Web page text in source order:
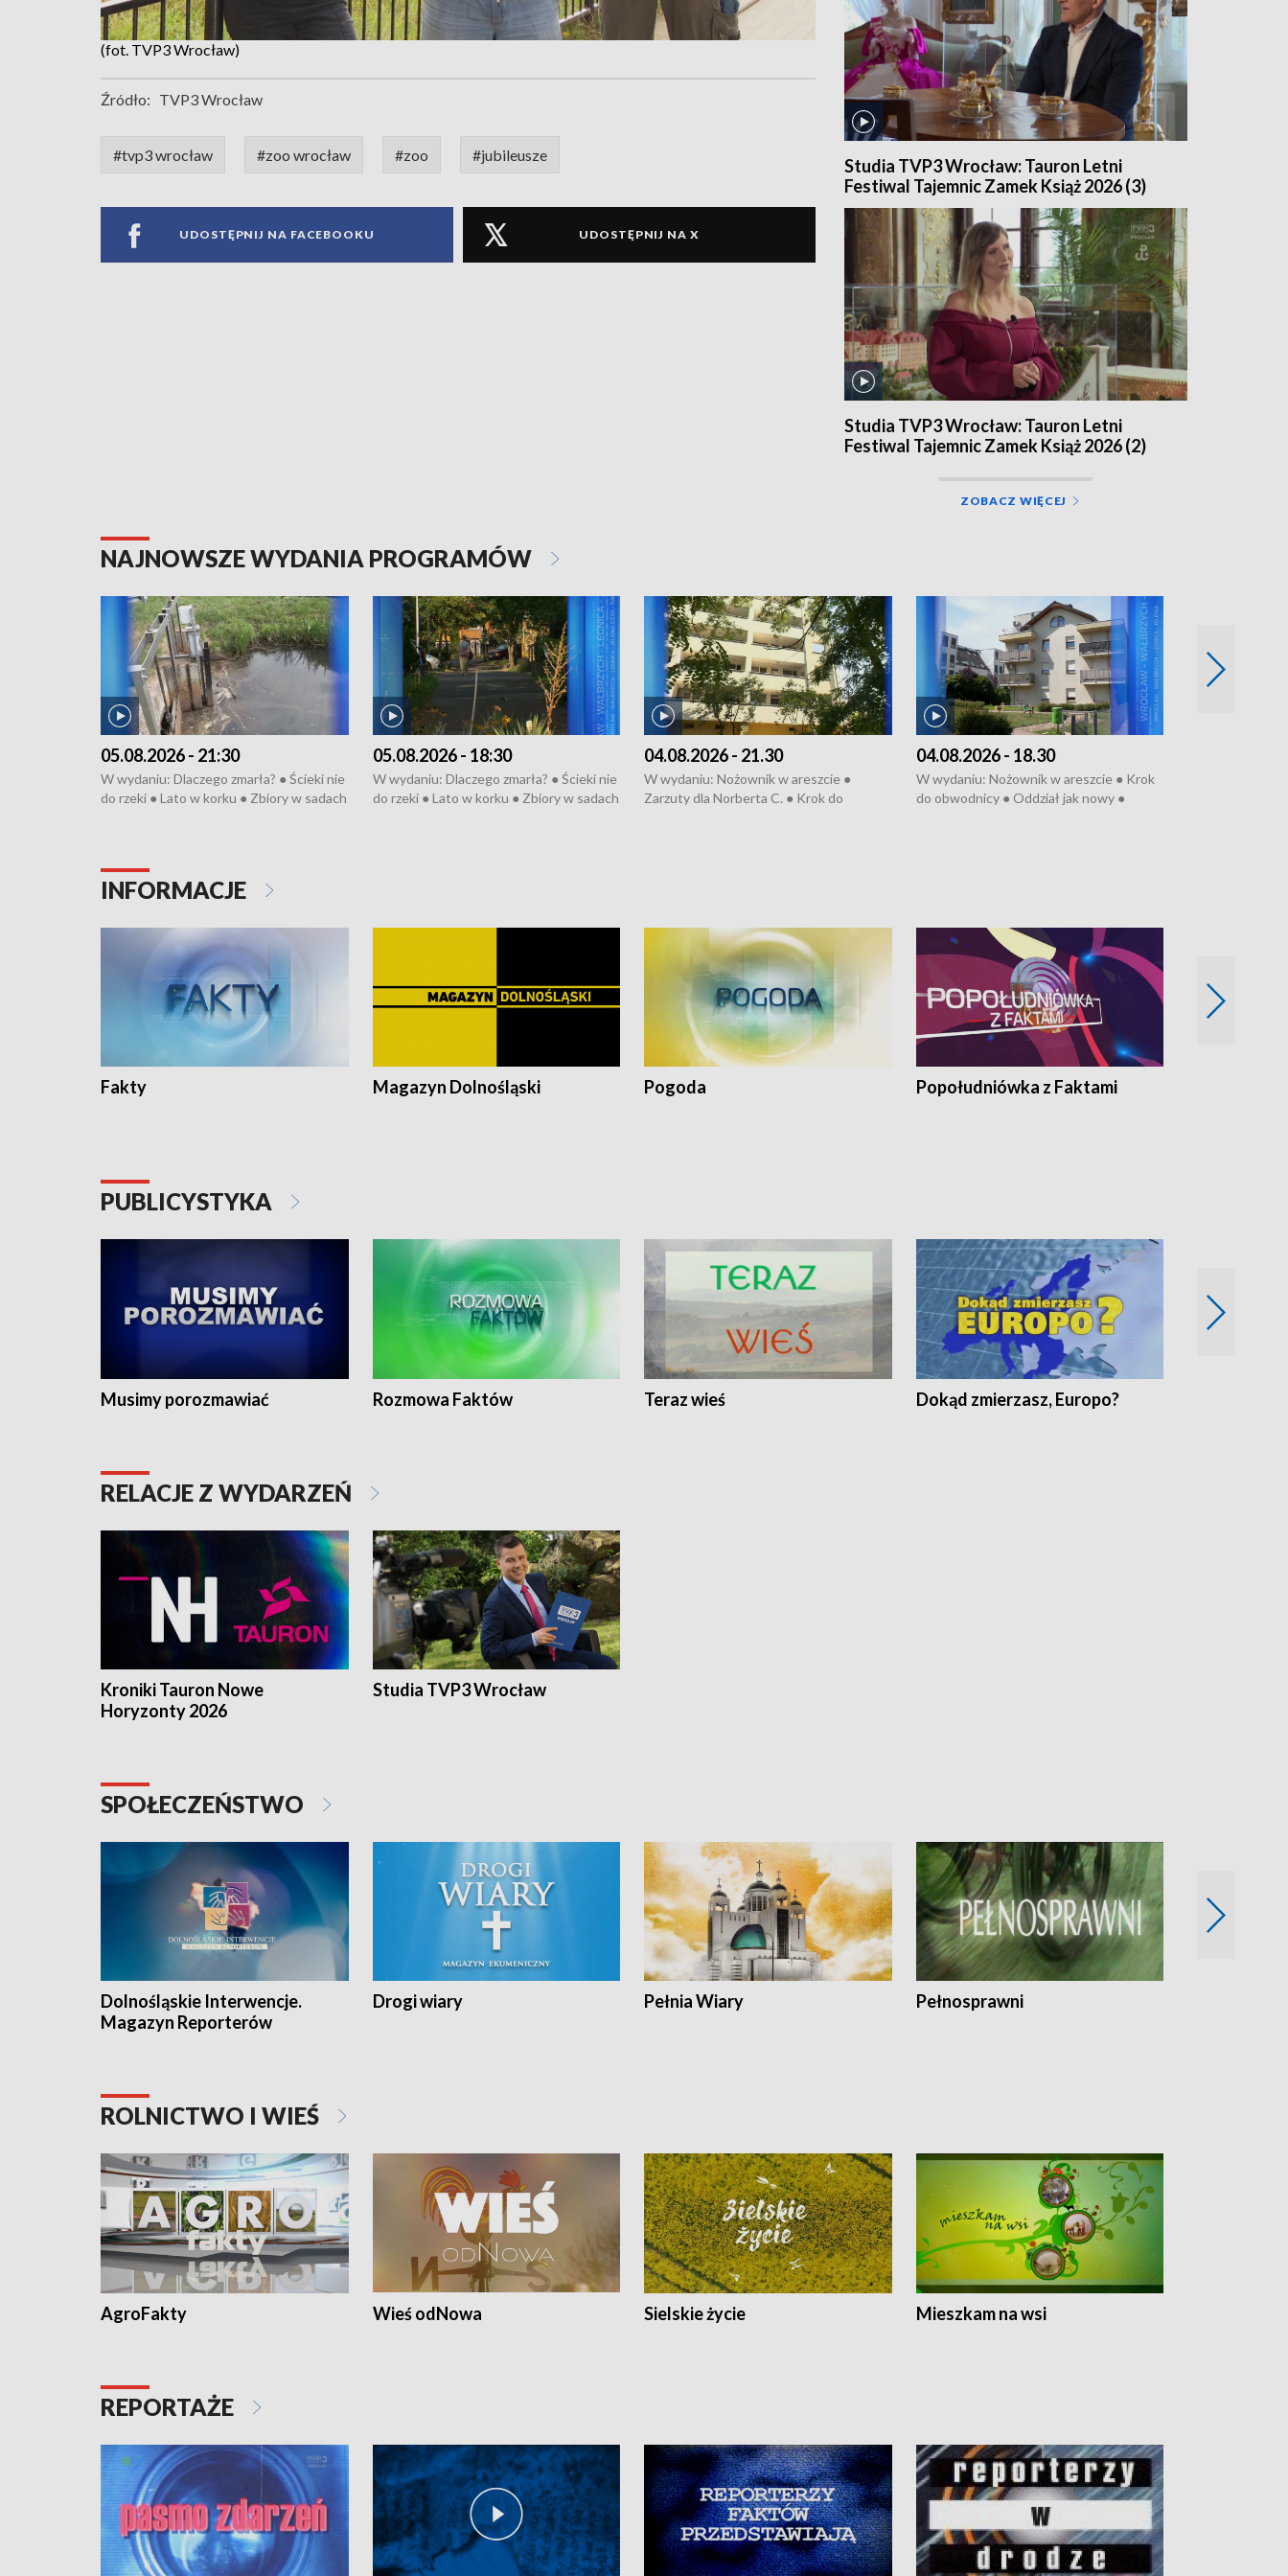
(fot. TVP3 Wrocław)
Źródło: TVP3 Wrocław
#tvp3 wrocław #zoo wrocław #zoo #jubileusze
UDOSTĘPNIJ NA FACEBOOKU UDOSTĘPNIJ NA X
Studia TVP3 Wrocław: Tauron Letni
Festiwal Tajemnic Zamek Książ 2026 (3)
Studia TVP3 Wrocław: Tauron Letni
Festiwal Tajemnic Zamek Książ 2026 (2)
ZOBACZ WIĘCEJ
NAJNOWSZE WYDANIA PROGRAMÓW
05.08.2026 - 21:30
W wydaniu: Dlaczego zmarła? ● Ścieki nie
do rzeki ● Lato w korku ● Zbiory w sadach
05.08.2026 - 18:30
W wydaniu: Dlaczego zmarła? ● Ścieki nie
do rzeki ● Lato w korku ● Zbiory w sadach
04.08.2026 - 21.30
W wydaniu: Nożownik w areszcie ●
Zarzuty dla Norberta C. ● Krok do
04.08.2026 - 18.30
W wydaniu: Nożownik w areszcie ● Krok
do obwodnicy ● Oddział jak nowy ●
INFORMACJE
Fakty Magazyn Dolnośląski Pogoda Popołudniówka z Faktami
PUBLICYSTYKA
Musimy porozmawiać Rozmowa Faktów Teraz wieś Dokąd zmierzasz, Europo?
RELACJE Z WYDARZEŃ
Kroniki Tauron Nowe
Horyzonty 2026
Studia TVP3 Wrocław
SPOŁECZEŃSTWO
Dolnośląskie Interwencje.
Magazyn Reporterów
Drogi wiary Pełnia Wiary Pełnosprawni
ROLNICTWO I WIEŚ
AgroFakty Wieś odNowa Sielskie życie Mieszkam na wsi
REPORTAŻE